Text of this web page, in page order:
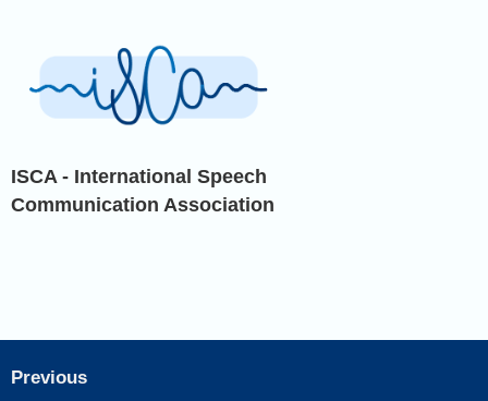
ISCA - International Speech
Communication Association
Previous